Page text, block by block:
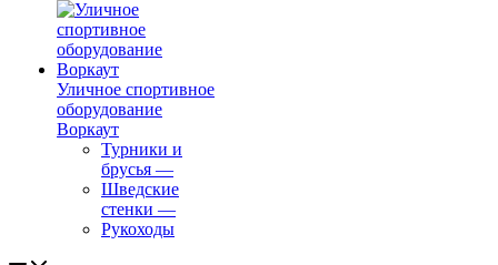
Уличное спортивное
оборудование
Воркаут
Турники и
брусья —
Шведские
стенки —
Рукоходы